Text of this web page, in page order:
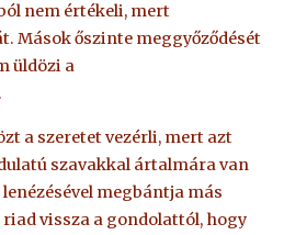
nem értékeli, mert
Mások őszinte meggyőződését
üldözi a
a szeretet vezérli, mert azt
szavakkal ártalmára van
megbántja más
vissza a gondolattól, hogy